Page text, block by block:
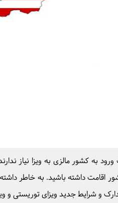
به کشور مالزی به ویزا نیاز
و شرایط جدید ویزای توریستی و